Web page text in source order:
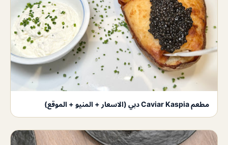
مطعم Caviar Kaspia دبي (الاسعار + المنيو + الموقع)